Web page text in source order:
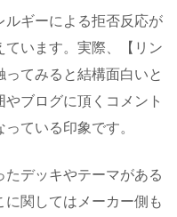
ルギーによる拒否反応が
ています。実際、【リン
てみると結構面白いと
ブログに頂くコメント
ている印象です。
デッキやテーマがある
関してはメーカー側も